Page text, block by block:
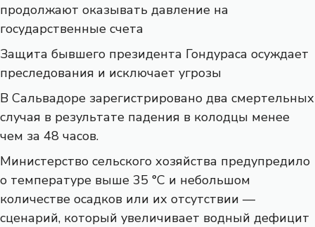
продолжают оказывать давление на
государственные счета
Защита бывшего президента Гондураса осуждает
преследования и исключает угрозы
В Сальвадоре зарегистрировано два смертельных
случая в результате падения в колодцы менее
чем за 48 часов.
Министерство сельского хозяйства предупредило
о температуре выше 35 °C и небольшом
количестве осадков или их отсутствии —
сценарий, который увеличивает водный дефицит